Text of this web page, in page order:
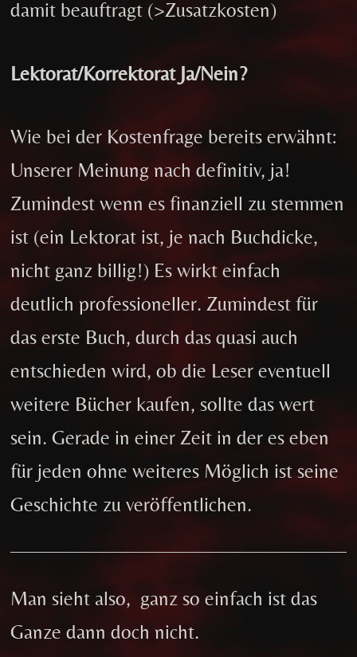
damit beauftragt (>Zusatzkosten)
Lektorat/Korrektorat Ja/Nein?
Wie bei der Kostenfrage bereits erwähnt:
Unserer Meinung nach definitiv, ja!
Zumindest wenn es finanziell zu stemmen
ist (ein Lektorat ist, je nach Buchdicke,
nicht ganz billig!) Es wirkt einfach
deutlich professioneller. Zumindest für
das erste Buch, durch das quasi auch
entschieden wird, ob die Leser eventuell
weitere Bücher kaufen, sollte das wert
sein. Gerade in einer Zeit in der es eben
für jeden ohne weiteres Möglich ist seine
Geschichte zu veröffentlichen.
Man sieht also, ganz so einfach ist das
Ganze dann doch nicht.